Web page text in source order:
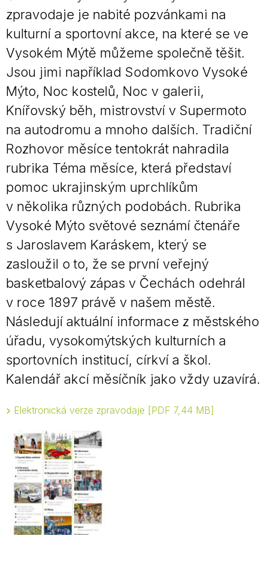
zpravodaje je nabité pozvánkami na
kulturní a sportovní akce, na které se ve
Vysokém Mýtě můžeme společně těšit.
Jsou jimi například Sodomkovo Vysoké
Mýto, Noc kostelů, Noc v galerii,
Knířovský běh, mistrovství v Supermoto
na autodromu a mnoho dalších. Tradiční
Rozhovor měsíce tentokrát nahradila
rubrika Téma měsíce, která představí
pomoc ukrajinským uprchlíkům
v několika různých podobách. Rubrika
Vysoké Mýto světové seznámí čtenáře
s Jaroslavem Karáskem, který se
zasloužil o to, že se první veřejný
basketbalový zápas v Čechách odehrál
v roce 1897 právě v našem městě.
Následují aktuální informace z městského
úřadu, vysokomýtských kulturních a
sportovních institucí, církví a škol.
Kalendář akcí měsíčník jako vždy uzavírá.
Elektronická verze zpravodaje PDF 7,44 MB